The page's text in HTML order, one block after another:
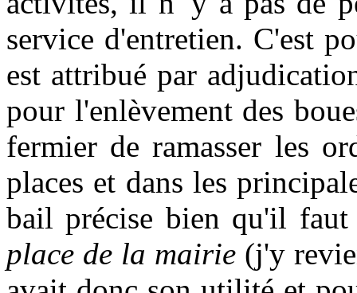
service d'entretien. C'est
est attribué par
pour l'enlèvement des
fermier de ramasser les
places et dans les
bail précise bien qu'il
place de la mairie (j'y